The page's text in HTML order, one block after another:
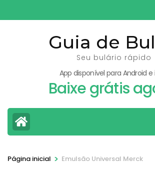
para
Guia de
Seu bulário rápido
App disponível para Android e
Baixe grátis
Página inicial > Emulsão Universal Merck